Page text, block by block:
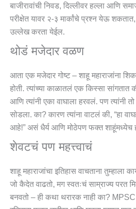
बाजीरावांची निवड, दिल्लीवर हल्ला आणि
परीक्षेत यावर २-३ मार्कांचे प्रश्न येऊ शकतात,
उल्लेख करता येईल.
थोडं मजेदार वळण
आता एक मजेदार गोष्ट – शाहू महाराजांना
होती. त्यांच्या काळातलं एक किस्सा सांगतात
आणि त्यांनी एका वाघाला हरवलं. पण त्यांनी
सोडला. का? कारण त्यांना वाटलं की, “हा
आहे!” असं धैर्य आणि मोठेपण फक्त शाहूंमध्येच
शेवटचं पण महत्त्वाचं
शाहू महाराजांचा इतिहास वाचताना तुम्हाला
जो कैदेत वाढतो, मग स्वतःचं साम्राज्य परत
बनवतो – ही कथा थरारक नाही का? MPSC